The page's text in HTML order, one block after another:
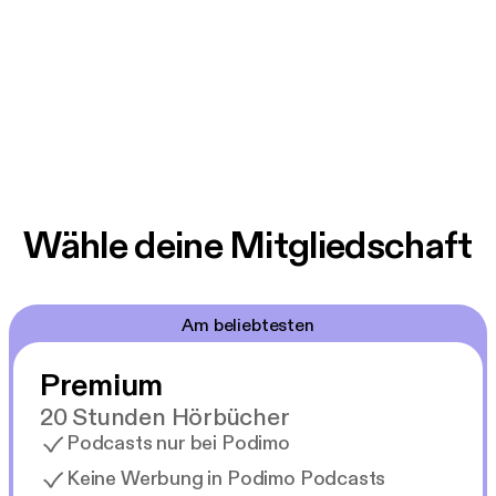
Wähle deine Mitgliedschaft
Am beliebtesten
Premium
20 Stunden Hörbücher
Podcasts nur bei Podimo
Keine Werbung in Podimo Podcasts